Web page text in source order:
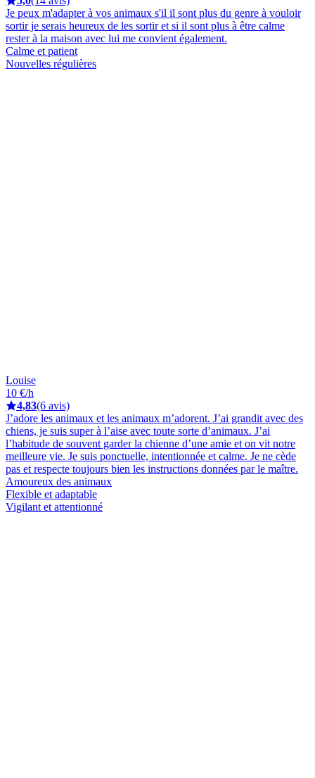
Je peux m'adapter à vos animaux s'il il sont plus du genre à vouloir
sortir je serais heureux de les sortir et si il sont plus à être calme
rester à la maison avec lui me convient également.
Calme et patient
Nouvelles régulières
Louise
10 €/h
4,83(6 avis)
J’adore les animaux et les animaux m’adorent. J’ai grandit avec des
chiens, je suis super à l’aise avec toute sorte d’animaux. J’ai
l’habitude de souvent garder la chienne d’une amie et on vit notre
meilleure vie. Je suis ponctuelle, intentionnée et calme. Je ne cède
pas et respecte toujours bien les instructions données par le maître.
Amoureux des animaux
Flexible et adaptable
Vigilant et attentionné